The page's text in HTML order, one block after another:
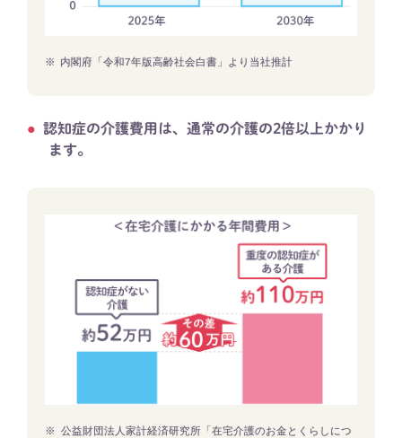
※ 内閣府「令和7年版高齢社会白書」より当社推計
認知症の介護費用は、通常​の介護の2倍以上かかり
ます。​
※ 公益財団法人家計経済研究所「在宅介護のお金とくらしにつ